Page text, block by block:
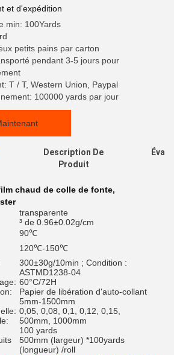
et d'expédition
min: 100Yards
petits pains par carton
pendant 3-5 jours pour
T / T, Western Union, Paypal
100000 yards par jour
Description De
Produit
chaud de colle de fonte,
transparente
³ de 0.96±0.02g/cm
90℃
120℃-150℃
300±30g/10min ; Condition :
ASTMD1238-04
60°C/72H
Papier de libération d'auto-collant
5mm-1500mm
0,05, 0,08, 0,1, 0,12, 0,15,
500mm, 1000mm
100 yards
500mm (largeur) *100yards
(longueur) /roll